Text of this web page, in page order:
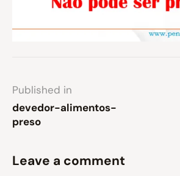
Published in
devedor-alimentos-
preso
Leave a comment